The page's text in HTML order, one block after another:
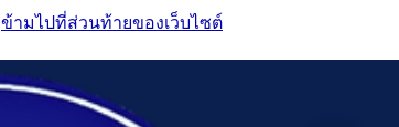
ข้ามไปที่ส่วนท้ายของเว็บไซต์